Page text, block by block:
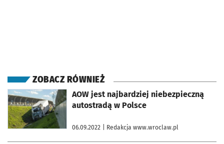
ZOBACZ RÓWNIEŻ
AOW jest najbardziej niebezpieczną
autostradą w Polsce
06.09.2022 | Redakcja www.wroclaw.pl
otworzy się w nowej karcie